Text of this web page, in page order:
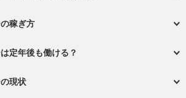
稼ぎ方
定年後も働ける？
現状